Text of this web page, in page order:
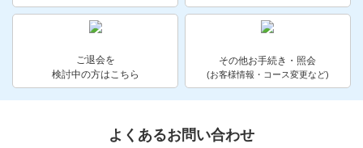
お問い合わせ窓口
他の講座のよくある質問・手続きはこちら
進研ゼミ 小学講座
ご退会を
検討中の方はこちら
その他お手続き・照会
(お客様情報・コース変更など)
よくあるお問い合わせ